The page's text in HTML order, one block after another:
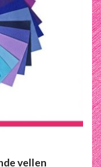
vellen